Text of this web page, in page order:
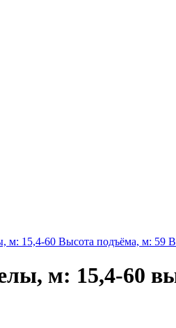
м: 15,4-60 Высота подъёма, м: 59
м: 15,4-60